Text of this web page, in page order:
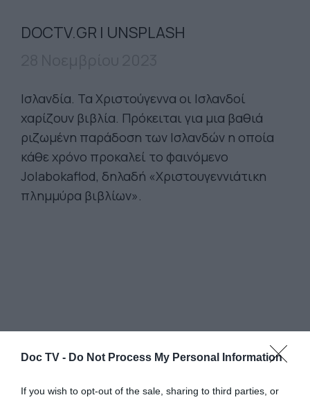
Doc TV - Do Not Process My Personal Information
If you wish to opt-out of the sale, sharing to third parties, or
DOCTV.GR | UNSPLASH
Ισλανδία. Τα Χριστούγεννα οι Ισλανδοί
χαρίζουν βιβλία. Πρόκειται για μια βαθιά
ριζωμένη παράδοση των Ισλανδών η οποία
κάθε χρόνο προκαλεί το φαινόμενο
Jolabokaflod, δηλαδή «Χριστουγεννιάτικη
πλημμύρα βιβλίων».